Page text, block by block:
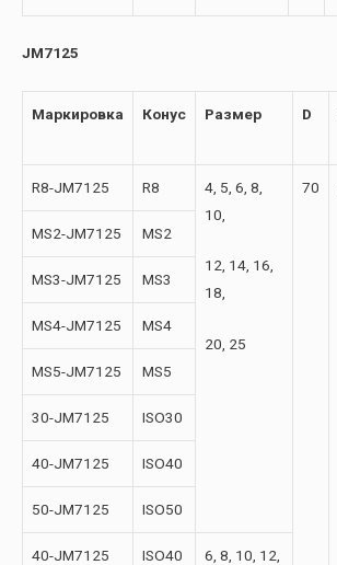
JM7125
Маркировка Конус Размер D
R8-JM7125 R8
4, 5, 6, 8,
10,
12, 14, 16,
18,
20, 25
70
MS2-JM7125 MS2
MS3-JM7125 MS3
MS4-JM7125 MS4
MS5-JM7125 MS5
30-JM7125 ISO30
40-JM7125 ISO40
50-JM7125 ISO50
40-JM7125 ISO40 6, 8, 10, 12,